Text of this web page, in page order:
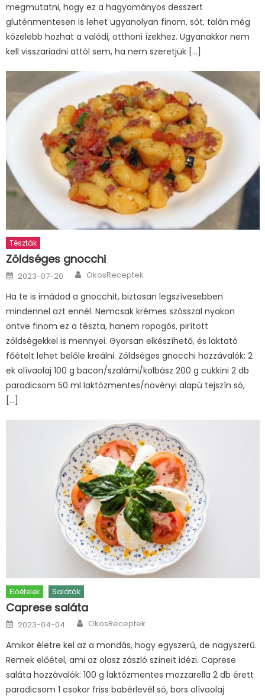
megmutatni, hogy ez a hagyományos desszert
gluténmentesen is lehet ugyanolyan finom, sőt, talán még
közelebb hozhat a valódi, otthoni ízekhez. Ugyanakkor nem
kell visszariadni attól sem, ha nem szeretjük […]
Tészták
Zöldséges gnocchi
Posted
on
2023-07-20 Author
OkosReceptek
Ha te is imádod a gnocchit, biztosan legszívesebben
mindennel azt ennél. Nemcsak krémes szósszal nyakon
öntve finom ez a tészta, hanem ropogós, pirított
zöldségekkel is mennyei. Gyorsan elkészíhető, és laktató
főételt lehet belőle kreálni. Zöldséges gnocchi hozzávalók: 2
ek olívaolaj 100 g bacon/szalámi/kolbász 200 g cukkini 2 db
paradicsom 50 ml laktózmentes/növényi alapú tejszín só,
[…]
Előételek Saláták
Caprese saláta
Posted
on
2023-04-04 Author
OkosReceptek
Amikor életre kel az a mondás, hogy egyszerű, de nagyszerű.
Remek előétel, ami az olasz zászló színeit idézi. Caprese
saláta hozzávalók: 100 g laktózmentes mozzarella 2 db érett
paradicsom 1 csokor friss babérlevél só, bors olívaolaj